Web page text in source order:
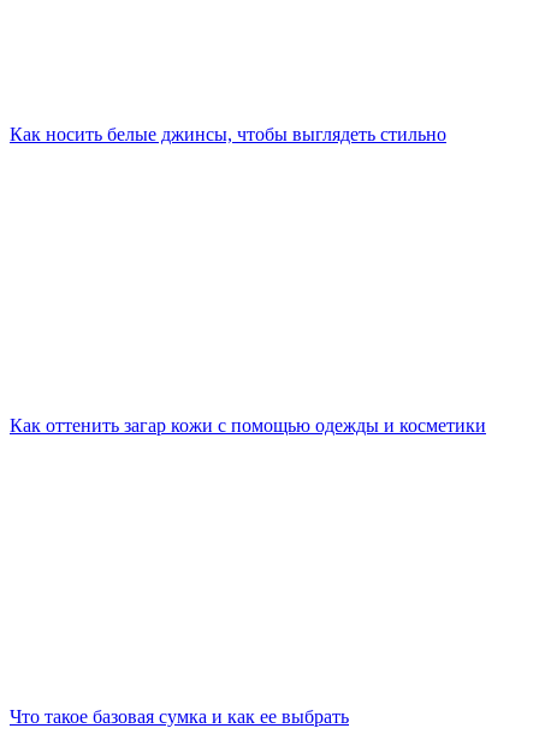
Как носить белые джинсы, чтобы выглядеть стильно
Как оттенить загар кожи с помощью одежды и косметики
Что такое базовая сумка и как ее выбрать